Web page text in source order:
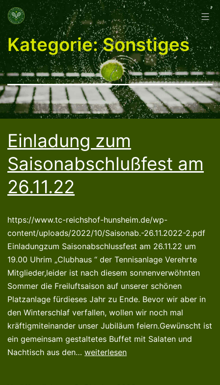
Zum
Inhalt
springen
Kategorie:Sonstiges
Einladung zum
Saisonabschlußfest am
26.11.22
https://www.tc-reichshof-hunsheim.de/wp-
content/uploads/2022/10/Saisonab.-26.11.2022-2.pdf
Einladungzum Saisonabschlussfest am 26.11.22 um
19.00 Uhrim „Clubhaus “ der Tennisanlage Verehrte
Mitglieder,leider ist nach diesem sonnenverwöhnten
Sommer die Freiluftsaison auf unserer schönen
Platzanlage fürdieses Jahr zu Ende. Bevor wir aber in
den Winterschlaf verfallen, wollen wir noch mal
kräftigmiteinander unser Jubiläum feiern.Gewünscht ist
ein gemeinsam gestaltetes Buffet mit Salaten und
Nachtisch aus den… Einladung
weiterlesen